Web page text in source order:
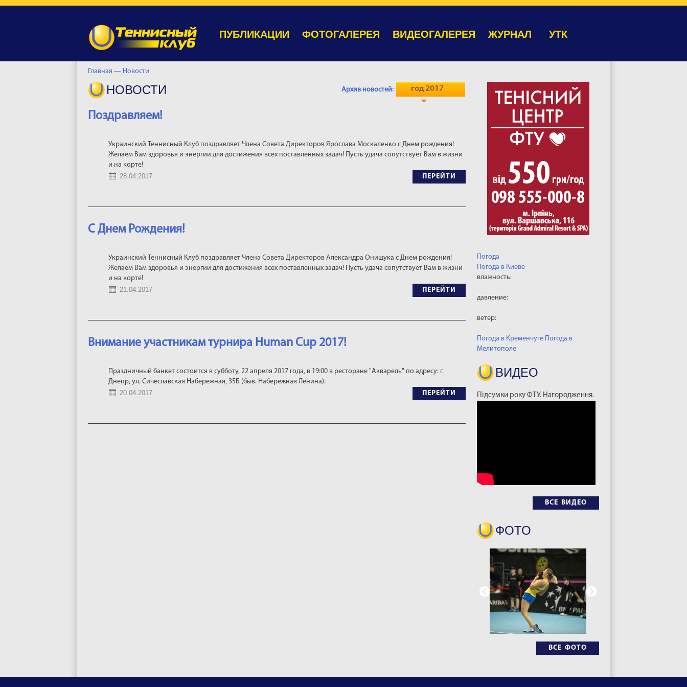
ПУБЛИКАЦИИ ФОТОГАЛЕРЕЯ ВИДЕОГАЛЕРЕЯ ЖУРНАЛ УТК
Главная — Новости
Погода
Погода в Киеве
влажность:
давление:
ветер:
Погода в Кременчуге Погода в
Мелитополе
ВИДЕО
Підсумки року ФТУ. Нагородження.
ВСЕ ВИДЕО
ФОТО
ВСЕ ФОТО
НОВОСТИ Архив новостей: год 2017
Поздравляем!
Украинский Теннисный Клуб поздравляет Члена Совета Директоров Ярослава Москаленко с Днем рождения!
Желаем Вам здоровья и энергии для достижения всех поставленных задач! Пусть удача сопутствует Вам в жизни
и на корте!
28.04.2017
ПЕРЕЙТИ
C Днем Рождения!
Украинский Теннисный Клуб поздравляет Члена Совета Директоров Александра Онищука с Днем рождения!
Желаем Вам здоровья и энергии для достижения всех поставленных задач! Пусть удача сопутствует Вам в жизни
и на корте!
21.04.2017
ПЕРЕЙТИ
Внимание участникам турнира Human Cup 2017!
Праздничный банкет состоится в субботу, 22 апреля 2017 года, в 19:00 в ресторане "Акварель" по адресу: г.
Днепр, ул. Сичеславская Набережная, 35Б (быв. Набережная Ленина).
20.04.2017
ПЕРЕЙТИ